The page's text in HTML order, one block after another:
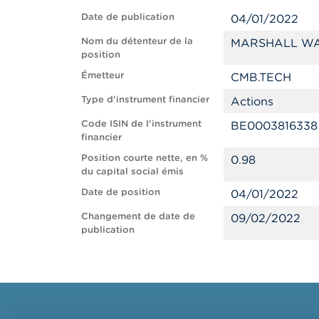
Date de publication 04/01/2022
Nom du détenteur de la
position
MARSHALL
Émetteur CMB.TECH
Type d'instrument financier Actions
Code ISIN de l'instrument
financier
BE0003816338
Position courte nette, en %
du capital social émis
0.98
Date de position 04/01/2022
Changement de date de
publication
09/02/2022